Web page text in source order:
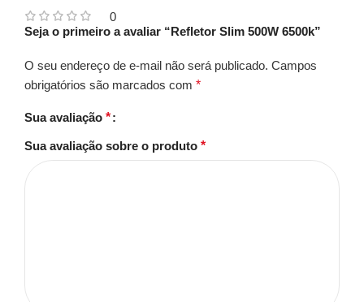
0
Seja o primeiro a avaliar “Refletor Slim 500W 6500k”
O seu endereço de e-mail não será publicado. Campos
obrigatórios são marcados com *
Sua avaliação *
Sua avaliação sobre o produto *